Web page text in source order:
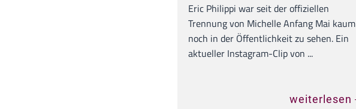
Eric Philippi war seit der offiziellen
Trennung von Michelle Anfang Mai kaum
noch in der Öffentlichkeit zu sehen. Ein
aktueller Instagram-Clip von ...
weiterlesen